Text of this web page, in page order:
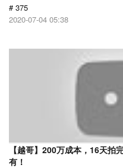
# 375
2020-07-04 05:38
【越哥】200万成本，16天拍
有！